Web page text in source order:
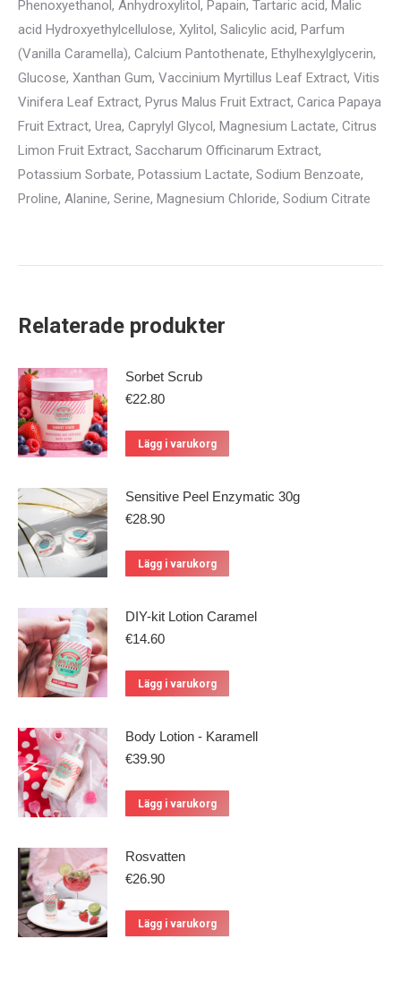
Phenoxyethanol, Anhydroxylitol, Papain, Tartaric acid, Malic
acid Hydroxyethylcellulose, Xylitol, Salicylic acid, Parfum
(Vanilla Caramella), Calcium Pantothenate, Ethylhexylglycerin,
Glucose, Xanthan Gum, Vaccinium Myrtillus Leaf Extract, Vitis
Vinifera Leaf Extract, Pyrus Malus Fruit Extract, Carica Papaya
Fruit Extract, Urea, Caprylyl Glycol, Magnesium Lactate, Citrus
Limon Fruit Extract, Saccharum Officinarum Extract,
Potassium Sorbate, Potassium Lactate, Sodium Benzoate,
Proline, Alanine, Serine, Magnesium Chloride, Sodium Citrate
Relaterade produkter
Sorbet Scrub
€22.80
Lägg i varukorg
Sensitive Peel Enzymatic 30g
€28.90
Lägg i varukorg
DIY-kit Lotion Caramel
€14.60
Lägg i varukorg
Body Lotion - Karamell
€39.90
Lägg i varukorg
Rosvatten
€26.90
Lägg i varukorg